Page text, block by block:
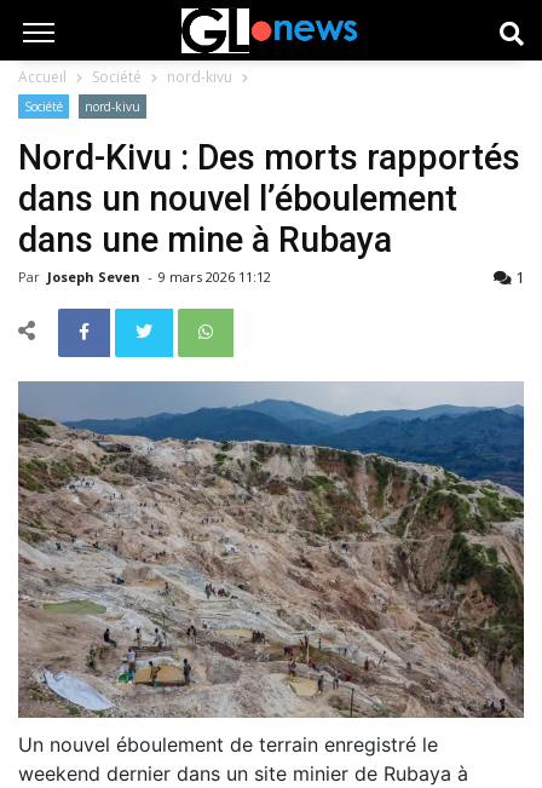
Accueil Société nord-kivu
Société nord-kivu
Nord-Kivu : Des morts rapportés
dans un nouvel l’éboulement
dans une mine à Rubaya
Par Joseph Seven - 9 mars 2026 11:12 1
Un nouvel éboulement de terrain enregistré le
weekend dernier dans un site minier de Rubaya à